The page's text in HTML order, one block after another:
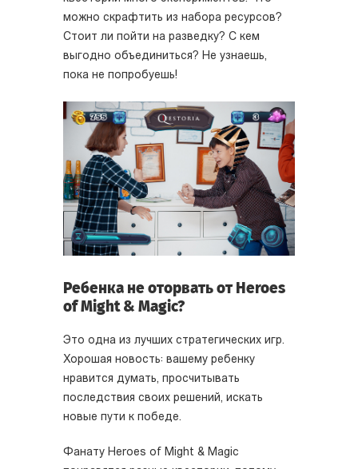
можно скрафтить из набора ресурсов?
Стоит ли пойти на разведку? С кем
выгодно объединиться? Не узнаешь,
пока не попробуешь!
Ребенка не оторвать от Heroes
of Might & Magic?
Это одна из лучших стратегических игр.
Хорошая новость: вашему ребенку
нравится думать, просчитывать
последствия своих решений, искать
новые пути к победе.
Фанату Heroes of Might & Magic